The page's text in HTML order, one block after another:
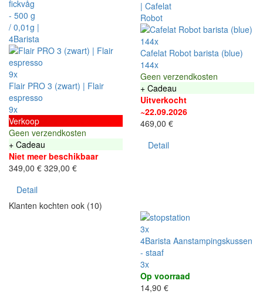
9x
Flair PRO 3 (zwart) | Flair
espresso
9x
Verkoop
Geen verzendkosten
+ Cadeau
Niet meer beschikbaar
349,00 € 329,00 €
Detail
144x
Cafelat Robot barista (blue)
144x
Geen verzendkosten
+ Cadeau
Uitverkocht
~22.09.2026
469,00 €
Detail
Klanten kochten ook (10)
3x
4Barista Aanstampingskussen
- staaf
3x
Op voorraad
14,90 €